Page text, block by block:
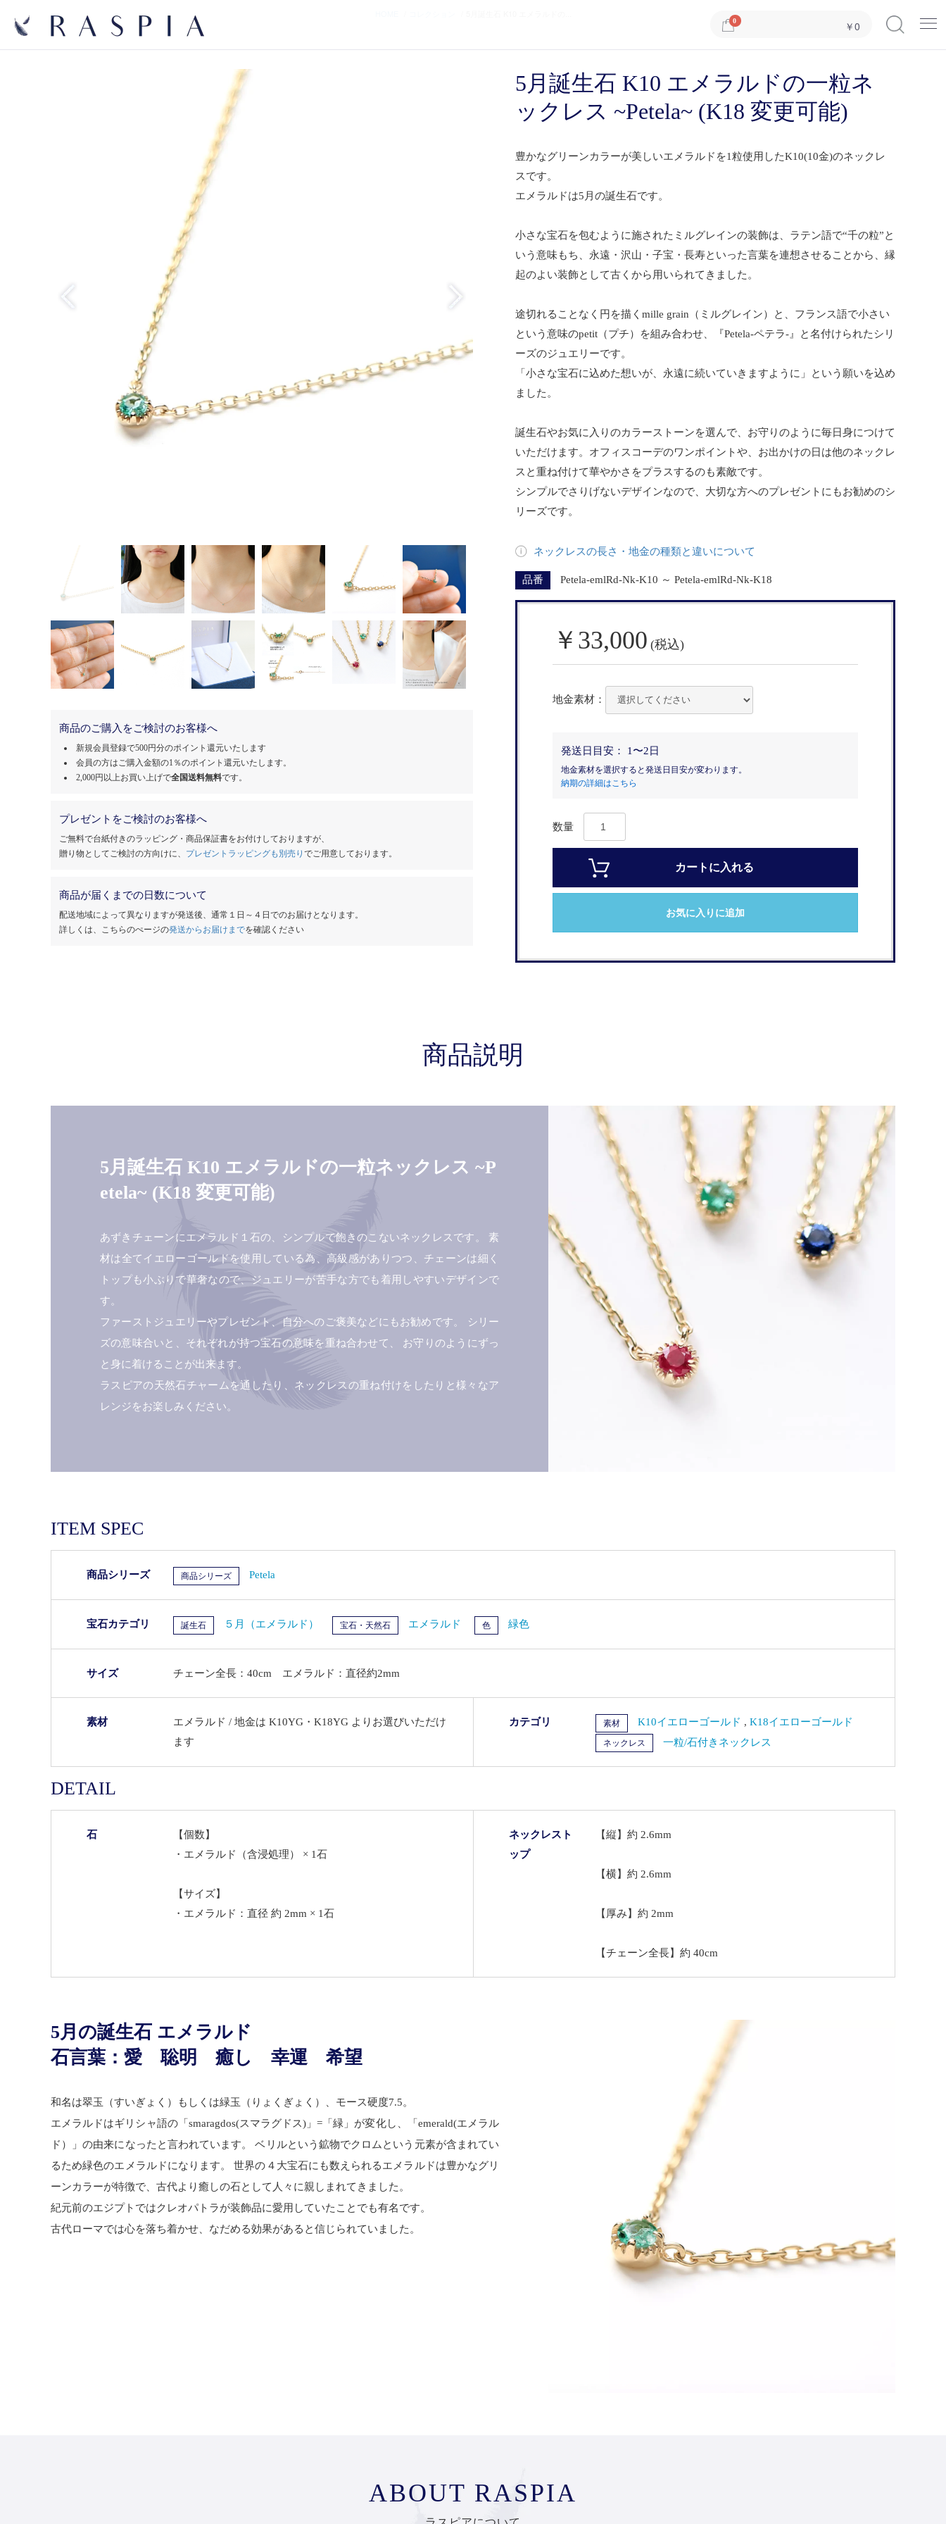
Menu
0 ￥0
5月誕生石 K10 エメラルドの一粒ネ
ックレス ~Petela~ (K18 変更可能)
豊かなグリーンカラーが美しいエメラルドを1粒使用したK10(10金)のネックレ
スです。
エメラルドは5月の誕生石です。
小さな宝石を包むように施されたミルグレインの装飾は、ラテン語で“千の粒”と
いう意味もち、永遠・沢山・子宝・長寿といった言葉を連想させることから、縁
起のよい装飾として古くから用いられてきました。
途切れることなく円を描くmille grain（ミルグレイン）と、フランス語で小さい
という意味のpetit（プチ）を組み合わせ、『Petela-ペテラ-』と名付けられたシリ
ーズのジュエリーです。
「小さな宝石に込めた想いが、永遠に続いていきますように」という願いを込め
ました。
誕生石やお気に入りのカラーストーンを選んで、お守りのように毎日身につけて
いただけます。オフィスコーデのワンポイントや、お出かけの日は他のネックレ
スと重ね付けて華やかさをプラスするのも素敵です。
シンプルでさりげないデザインなので、大切な方へのプレゼントにもお勧めのシ
リーズです。
ネックレスの長さ・地金の種類と違いについて
品番 Petela-emlRd-Nk-K10 ～ Petela-emlRd-Nk-K18
￥33,000 (税込)
地金素材：
発送日目安： 1〜2日
地金素材を選択すると発送日目安が変わります。
納期の詳細はこちら
数量
カートに入れる
お気に入りに追加
商品のご購入をご検討のお客様へ
新規会員登録で500円分のポイント還元いたします
会員の方はご購入金額の1％のポイント還元いたします。
2,000円以上お買い上げで全国送料無料です。
プレゼントをご検討のお客様へ
ご無料で台紙付きのラッピング・商品保証書をお付けしておりますが、
贈り物としてご検討の方向けに、 プレゼントラッピングも別売り でご用意しております。
商品が届くまでの日数について
配送地域によって異なりますが発送後、通常１日～４日でのお届けとなります。
詳しくは、こちらのぺージの発送からお届けまでを確認ください
商品説明
5月誕生石 K10 エメラルドの一粒ネックレス ~P
etela~ (K18 変更可能)
あずきチェーンにエメラルド１石の、シンプルで飽きのこないネックレスです。 素
材は全てイエローゴールドを使用している為、高級感がありつつ、チェーンは細く
トップも小ぶりで華奢なので、ジュエリーが苦手な方でも着用しやすいデザインで
す。
ファーストジュエリーやプレゼント、自分へのご褒美などにもお勧めです。 シリー
ズの意味合いと、それぞれが持つ宝石の意味を重ね合わせて、 お守りのようにずっ
と身に着けることが出来ます。
ラスピアの天然石チャームを通したり、ネックレスの重ね付けをしたりと様々なア
レンジをお楽しみください。
ITEM SPEC
商品シリーズ 商品シリーズ Petela
宝石カテゴリ 誕生石 ５月（エメラルド） 宝石・天然石 エメラルド 色 緑色
サイズ チェーン全長：40cm エメラルド：直径約2mm
素材
エメラルド / 地金は K10YG・K18YG よりお選びいただけ
ます
カテゴリ 素材 K10イエローゴールド , K18イエローゴールド
ネックレス 一粒/石付きネックレス
DETAIL
石
【個数】
・エメラルド（含浸処理） × 1石
【サイズ】
・エメラルド：直径 約 2mm × 1石
ネックレスト
ップ
【縦】約 2.6mm
【横】約 2.6mm
【厚み】約 2mm
【チェーン全長】約 40cm
5月の誕生石 エメラルド
石言葉：愛 聡明 癒し 幸運 希望
和名は翠玉（すいぎょく）もしくは緑玉（りょくぎょく）、モース硬度7.5。
エメラルドはギリシャ語の「smaragdos(スマラグドス)」=「緑」が変化し、「emerald(エメラル
ド）」の由来になったと言われています。 ベリルという鉱物でクロムという元素が含まれてい
るため緑色のエメラルドになります。 世界の４大宝石にも数えられるエメラルドは豊かなグリ
ーンカラーが特徴で、古代より癒しの石として人々に親しまれてきました。
紀元前のエジプトではクレオパトラが装飾品に愛用していたことでも有名です。
古代ローマでは心を落ち着かせ、なだめる効果があると信じられていました。
ABOUT RASPIA